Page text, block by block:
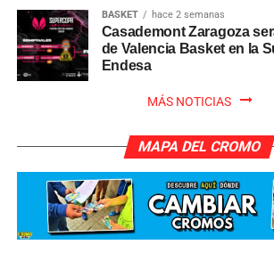
BASKET hace 2 semanas
Casademont Zaragoza
de Valencia Basket en la
Endesa
MÁS NOTICIAS
MAPA DEL CROMO